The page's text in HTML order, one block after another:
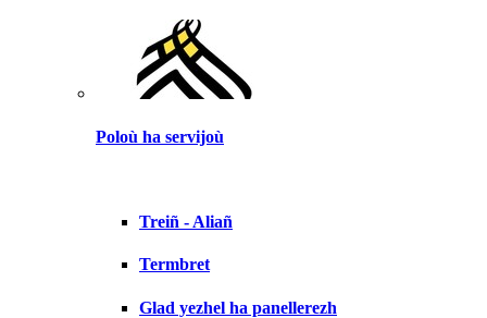
Poloù ha servijoù
Treiñ - Aliañ
Termbret
Glad yezhel ha panellerezh